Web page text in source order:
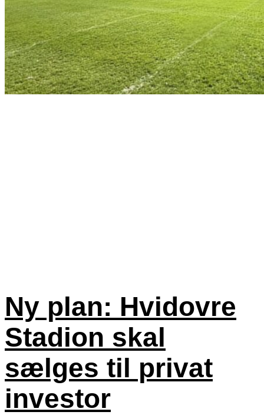
Ny plan: Hvidovre
Stadion skal
sælges til privat
investor